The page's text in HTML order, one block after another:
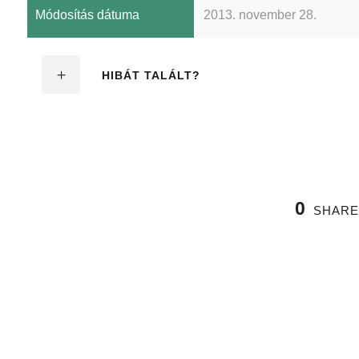
Módosítás dátuma 2013. november 28.
HIBÁT TALÁLT?
0